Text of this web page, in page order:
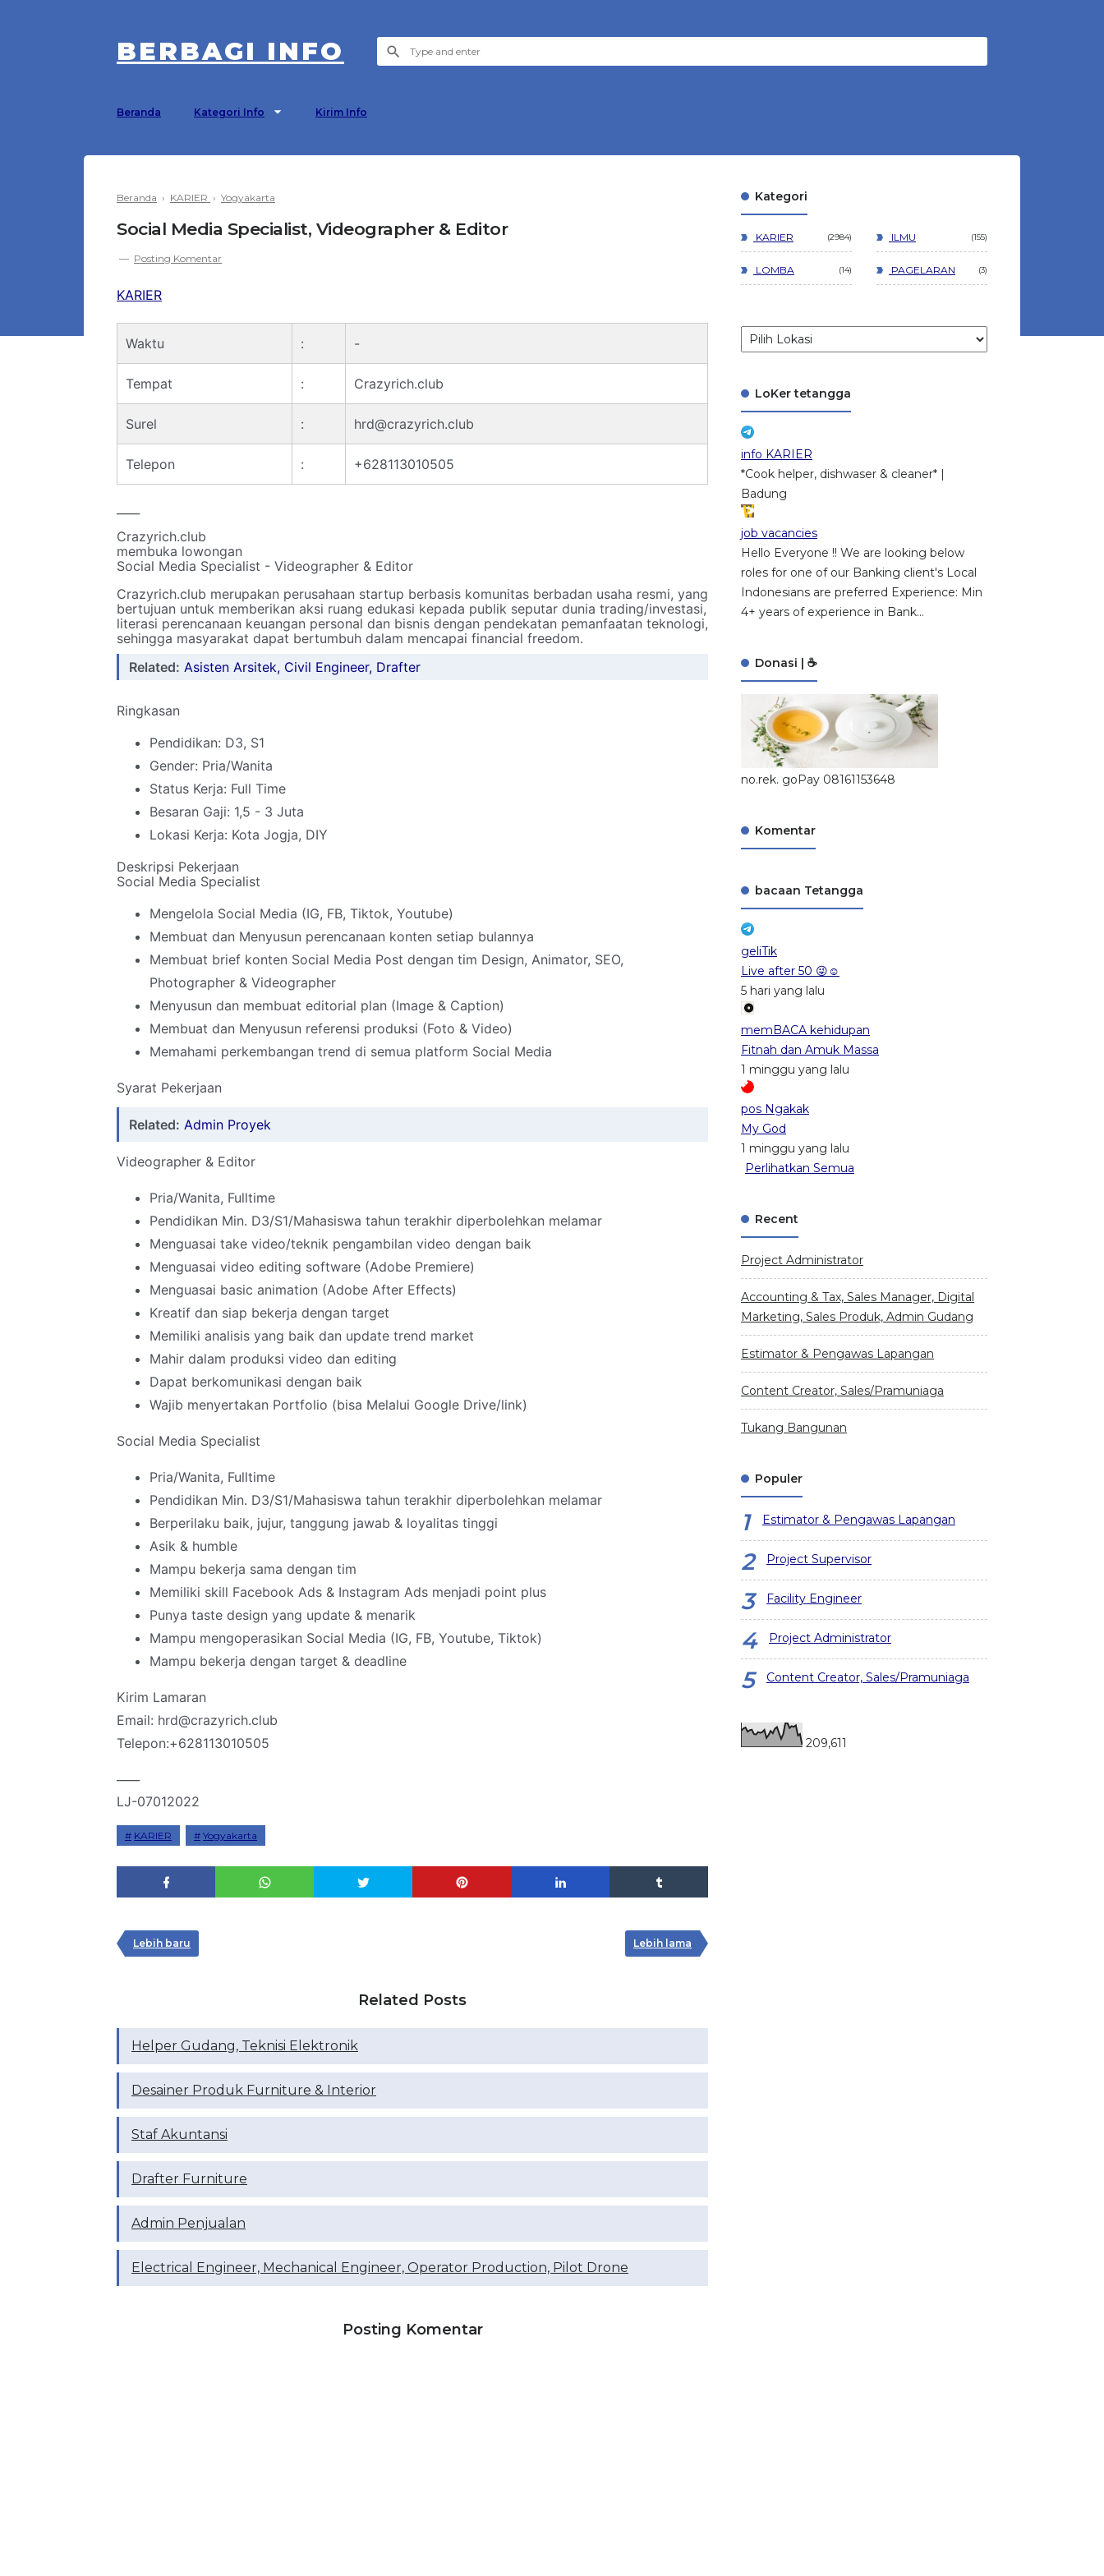
BERBAGI INFO
Beranda Kategori Info Kirim Info
Beranda › KARIER › Yogyakarta
Social Media Specialist, Videographer & Editor
Posting Komentar
KARIER
Waktu : -
Tempat : Crazyrich.club
Surel : hrd@crazyrich.club
Telepon : +628113010505
Crazyrich.club
membuka lowongan
Social Media Specialist - Videographer & Editor
Crazyrich.club merupakan perusahaan startup berbasis komunitas berbadan usaha resmi, yang
bertujuan untuk memberikan aksi ruang edukasi kepada publik seputar dunia trading/investasi,
literasi perencanaan keuangan personal dan bisnis dengan pendekatan pemanfaatan teknologi,
sehingga masyarakat dapat bertumbuh dalam mencapai financial freedom.
Related: Asisten Arsitek, Civil Engineer, Drafter
Ringkasan
Pendidikan: D3, S1
Gender: Pria/Wanita
Status Kerja: Full Time
Besaran Gaji: 1,5 - 3 Juta
Lokasi Kerja: Kota Jogja, DIY
Deskripsi Pekerjaan
Social Media Specialist
Mengelola Social Media (IG, FB, Tiktok, Youtube)
Membuat dan Menyusun perencanaan konten setiap bulannya
Membuat brief konten Social Media Post dengan tim Design, Animator, SEO,
Photographer & Videographer
Menyusun dan membuat editorial plan (Image & Caption)
Membuat dan Menyusun referensi produksi (Foto & Video)
Memahami perkembangan trend di semua platform Social Media
Syarat Pekerjaan
Related: Admin Proyek
Videographer & Editor
Pria/Wanita, Fulltime
Pendidikan Min. D3/S1/Mahasiswa tahun terakhir diperbolehkan melamar
Menguasai take video/teknik pengambilan video dengan baik
Menguasai video editing software (Adobe Premiere)
Menguasai basic animation (Adobe After Effects)
Kreatif dan siap bekerja dengan target
Memiliki analisis yang baik dan update trend market
Mahir dalam produksi video dan editing
Dapat berkomunikasi dengan baik
Wajib menyertakan Portfolio (bisa Melalui Google Drive/link)
Social Media Specialist
Pria/Wanita, Fulltime
Pendidikan Min. D3/S1/Mahasiswa tahun terakhir diperbolehkan melamar
Berperilaku baik, jujur, tanggung jawab & loyalitas tinggi
Asik & humble
Mampu bekerja sama dengan tim
Memiliki skill Facebook Ads & Instagram Ads menjadi point plus
Punya taste design yang update & menarik
Mampu mengoperasikan Social Media (IG, FB, Youtube, Tiktok)
Mampu bekerja dengan target & deadline
Kirim Lamaran
Email: hrd@crazyrich.club
Telepon:+628113010505
LJ-07012022
KARIER Yogyakarta
Lebih baru Lebih lama
Related Posts
Helper Gudang, Teknisi Elektronik
Desainer Produk Furniture & Interior
Staf Akuntansi
Drafter Furniture
Admin Penjualan
Electrical Engineer, Mechanical Engineer, Operator Production, Pilot Drone
Posting Komentar
Kategori
KARIER 2984 ILMU 155
LOMBA 14 PAGELARAN 3
LoKer tetangga
info KARIER
*Cook helper, dishwaser & cleaner* |
Badung
job vacancies
Hello Everyone !! We are looking below
roles for one of our Banking client's Local
Indonesians are preferred Experience: Min
4+ years of experience in Bank...
Donasi | ☕
no.rek. goPay 08161153648
Komentar
bacaan Tetangga
geliTik
Live after 50 😜☺️
5 hari yang lalu
memBACA kehidupan
Fitnah dan Amuk Massa
1 minggu yang lalu
pos Ngakak
My God
1 minggu yang lalu
Perlihatkan Semua
Recent
Project Administrator
Accounting & Tax, Sales Manager, Digital
Marketing, Sales Produk, Admin Gudang
Estimator & Pengawas Lapangan
Content Creator, Sales/Pramuniaga
Tukang Bangunan
Populer
Estimator & Pengawas Lapangan
Project Supervisor
Facility Engineer
Project Administrator
Content Creator, Sales/Pramuniaga
209,611